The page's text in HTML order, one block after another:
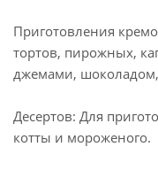
Приготовления
тортов, пирожных,
джемами,
Десертов: Для
котты и мороженого.